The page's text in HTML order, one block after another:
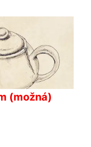
(možná)